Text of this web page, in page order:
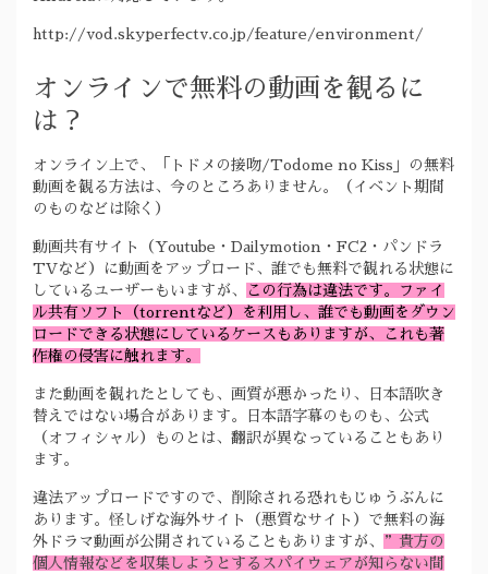
http://vod.skyperfectv.co.jp/feature/environment/
オンラインで無料の動画を観るに
は？
オンライン上で、「トドメの接吻/Todome no Kiss」の無料
動画を観る方法は、今のところありません。（イベント期間
のものなどは除く）
動画共有サイト（Youtube・Dailymotion・FC2・パンドラ
TVなど）に動画をアップロード、誰でも無料で観れる状態に
しているユーザーもいますが、
この行為は違法です。ファイ
ル共有ソフト（torrentなど）を利用し、誰でも動画をダウン
ロードできる状態にしているケースもありますが、これも著
作権の侵害に触れます。
また動画を観れたとしても、画質が悪かったり、日本語吹き
替えではない場合があります。日本語字幕のものも、公式
（オフィシャル）ものとは、翻訳が異なっていることもあり
ます。
違法アップロードですので、削除される恐れもじゅうぶんに
あります。怪しげな海外サイト（悪質なサイト）で無料の海
外ドラマ動画が公開されていることもありますが、
”貴方の
個人情報などを収集しようとするスパイウェアが知らない間